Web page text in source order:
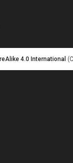
4.0 International